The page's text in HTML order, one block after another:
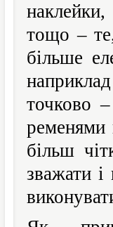
тощо –
більше
точково
ременями
більш
зважати і